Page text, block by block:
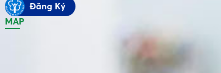
MAP
Đăng Ký